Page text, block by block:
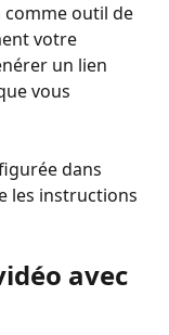
comme outil de
votre
un lien
vous
dans
les instructions
avec